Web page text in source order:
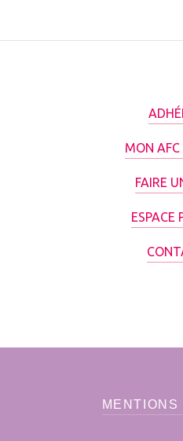
MON AFC
FAIRE
ESPACE
MENTIONS